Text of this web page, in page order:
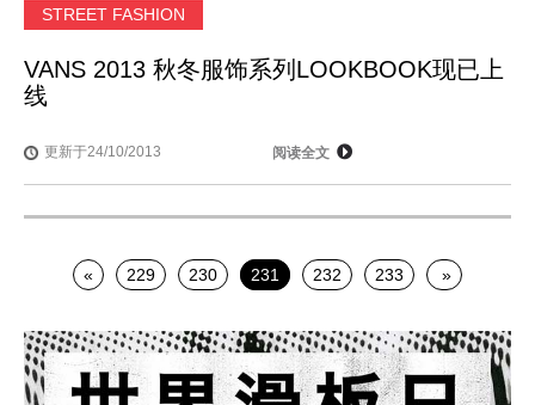
STREET FASHION
VANS 2013 秋冬服饰系列LOOKBOOK现已上
线
更新于24/10/2013 阅读全文
« 229 230 231 232 233 »